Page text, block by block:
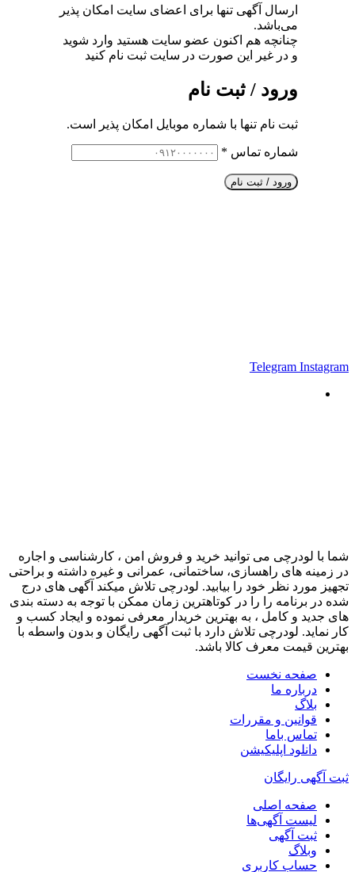
ارسال آگهی تنها برای اعضای سایت امکان پذیر
می‌باشد.
چنانچه هم‌ اکنون عضو سایت هستید وارد شوید
و در غیر این صورت در سایت ثبت نام کنید
ورود / ثبت نام
ثبت نام تنها با شماره موبایل امکان پذیر است.
شماره تماس *
ورود / ثبت نام
Telegram Instagram
شما با لودرچی می توانید خرید و فروش امن ، کارشناسی و اجاره
در زمینه های راهسازی، ساختمانی، عمرانی و غیره داشته و براحتی
تجهیز مورد نظر خود را بیابید. لودرچی تلاش میکند آگهی های درج
شده در برنامه را را در کوتاهترین زمان ممکن با توجه به دسته بندی
های جدید و کامل ، به بهترین خریدار معرفی نموده و ایجاد کسب و
کار نماید. لودرچی تلاش دارد با ثبت آگهی رایگان و بدون واسطه با
بهترین قیمت معرف کالا باشد.
صفحه نخست
درباره ما
بلاگ
قوانین و مقررات
تماس باما
دانلود اپلیکیشن
ثبت آگهی رایگان
صفحه اصلی
لیست آگهی‌ها
ثبت آگهی‌
وبلاگ
حساب کاربری